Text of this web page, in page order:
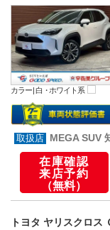
カラー |白・ホワイト系
MEGA SUV
在庫確認
来店予約
（無料）
トヨタ ヤリスクロ